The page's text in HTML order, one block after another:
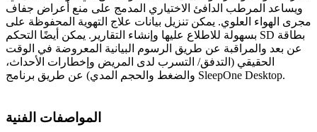
ويساعد المرطب الدافئ الاختياري المدمج على منع أعراض جفاف
مجرى الهواء العلوي. يمكن تنزيل بيانات علاج التهوية المحفوظة على
بطاقة SD بسهولة للاطلاع عليها وإنشاء التقارير. يمكن أيضًا التحكم
عن بعد والمراقبة عن طريق الرسوم البيانية المعروضة في الوقت
الحقيقي (التدفق/ التسرب لدى المريض وإخطارات الأحداث،
SleepOne Desktop.
المواصفات الفنية